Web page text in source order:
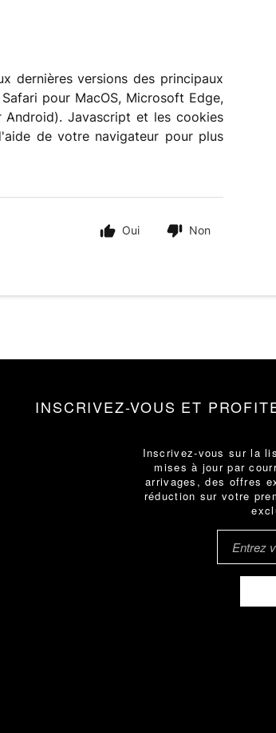
dernières versions des principaux
pour MacOS, Microsoft Edge,
Android). Javascript et les cookies
de votre navigateur pour plus
Oui Non
INSCRIVEZ-VOUS ET
Inscrivez-vous sur la
mises à jour par
arrivages, des offres
réduction sur votre